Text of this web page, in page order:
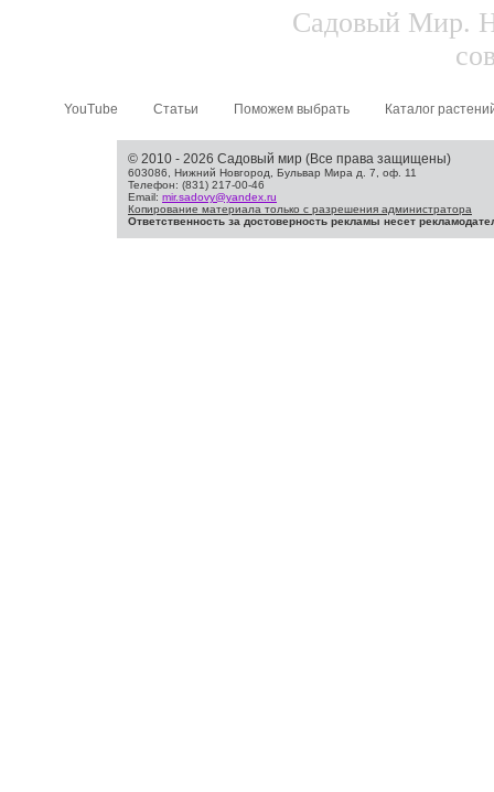
Садовый Мир.
YouTube Статьи Поможем выбрать Каталог
© 2010 - 2026 Садовый мир (Все права защищены)
603086, Нижний Новгород, Бульвар Мира д. 7, оф. 11
Телефон: (831) 217-00-46
Email: mir.sadovy@yandex.ru
Копирование материала только с разрешения администратора
Ответственность за достоверность рекламы несет